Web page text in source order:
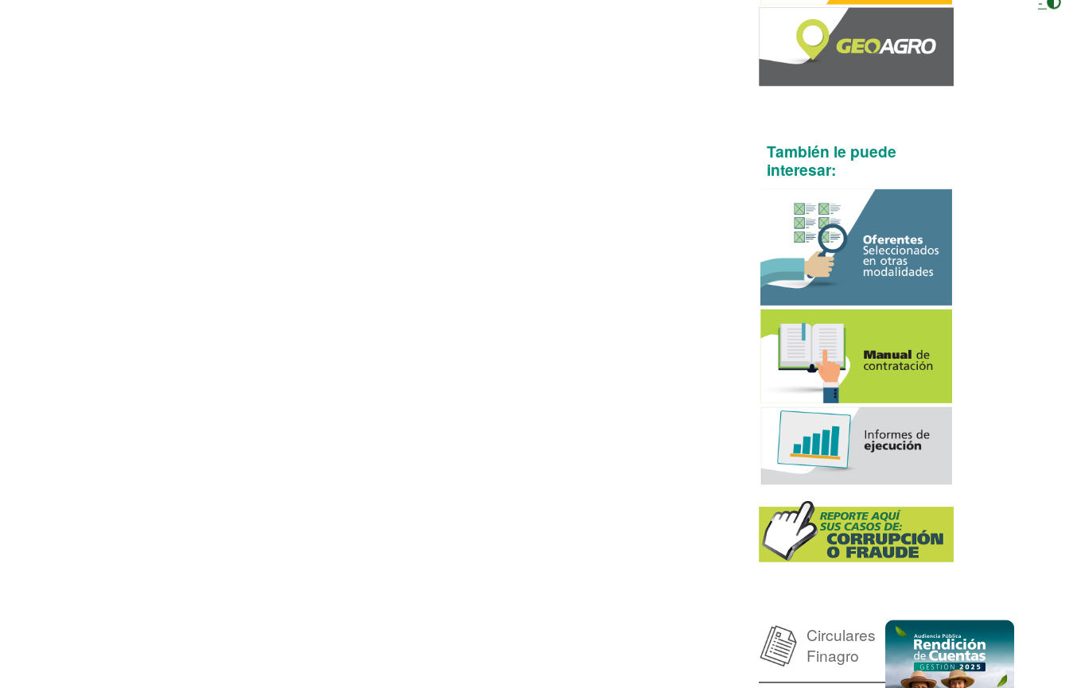
También le puede
interesar:
Circulares
Finagro